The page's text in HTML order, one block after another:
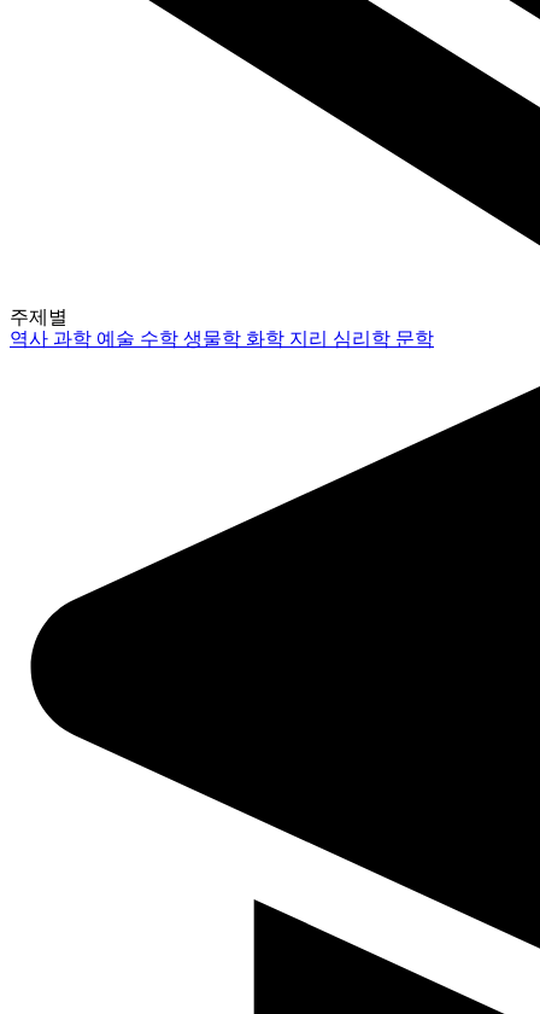
주제별
역사과학 예술 수학생물학 화학 지리 심리학 문학